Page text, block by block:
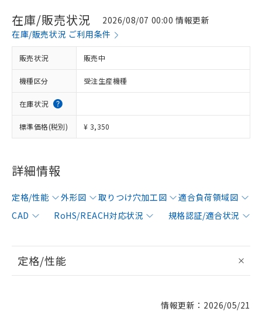
在庫/販売状況
2026/08/07 00:00 情報更新
在庫/販売状況 ご利用条件
販売状況 販売中
機種区分 受注生産機種
在庫状況
標準価格(税別) ¥ 3,350
詳細情報
定格/性能 外形図 取りつけ穴加工図
適合負荷領域図
CAD
RoHS/REACH対応状況 規格認証/適合状況
定格/性能
情報更新：2026/05/21